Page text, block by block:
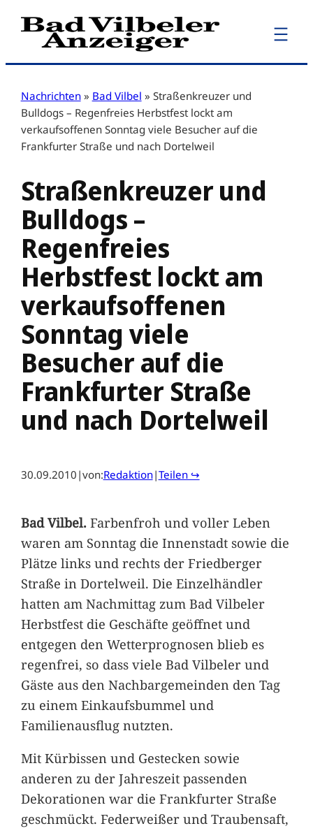
Zum
Inhalt
Nachrichten » Bad Vilbel » Straßenkreuzer und
Bulldogs – Regenfreies Herbstfest lockt am
verkaufsoffenen Sonntag viele Besucher auf die
Frankfurter Straße und nach Dortelweil
Straßenkreuzer und
Bulldogs –
Regenfreies
Herbstfest lockt am
verkaufsoffenen
Sonntag viele
Besucher auf die
Frankfurter Straße
und nach Dortelweil
30.09.2010 |von:Redaktion|Teilen ↪
Bad Vilbel.Farbenfroh und voller Leben
waren am Sonntag die Innenstadt sowie die
Plätze links und rechts der Friedberger
Straße in Dortelweil. Die Einzelhändler
hatten am Nachmittag zum Bad Vilbeler
Herbstfest die Geschäfte geöffnet und
entgegen den Wetterprognosen blieb es
regenfrei, so dass viele Bad Vilbeler und
Gäste aus den Nachbargemeinden den Tag
zu einem Einkaufsbummel und
Familienausflug nutzten.
Mit Kürbissen und Gestecken sowie
anderen zu der Jahreszeit passenden
Dekorationen war die Frankfurter Straße
geschmückt. Federweißer und Traubensaft,